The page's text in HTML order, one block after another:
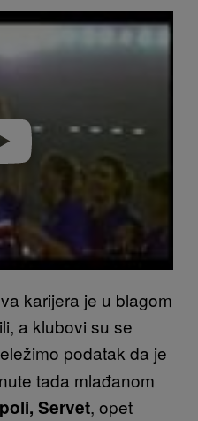
karijera je u blagom
a klubovi su se
podatak da je
tada mlađanom
Servet, opet